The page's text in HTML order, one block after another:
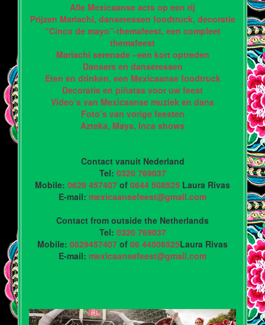
Alle Mexicaanse acts op een rij
Prijzen Mariachi, danseressen foodtruck, decoratie
“Cinco de mayo”-themafeest, een compleet
themafeest
Mariachi serenade –een kort optreden
Dansers en danseressen
Eten en drinken, een Mexicaanse foodtruck
Decoratie en piñatas voor uw feest
Video’s van Mexicaanse muziek en dans
Foto’s van vorige feesten
Azteka, Maya, Inca shows
Contact vanuit Nederland
Tel: 0320 769037
Mobile: 0629 457407 of 0644 508525 Laura Rivas
E-mail: mexicaansefeest@gmail.com
Contact from outside the Netherlands
Tel: 0320 769037
Mobile: 0629457407 of 06 44508525Laura Rivas
E-mail: mexicaansefeest@gmail.com